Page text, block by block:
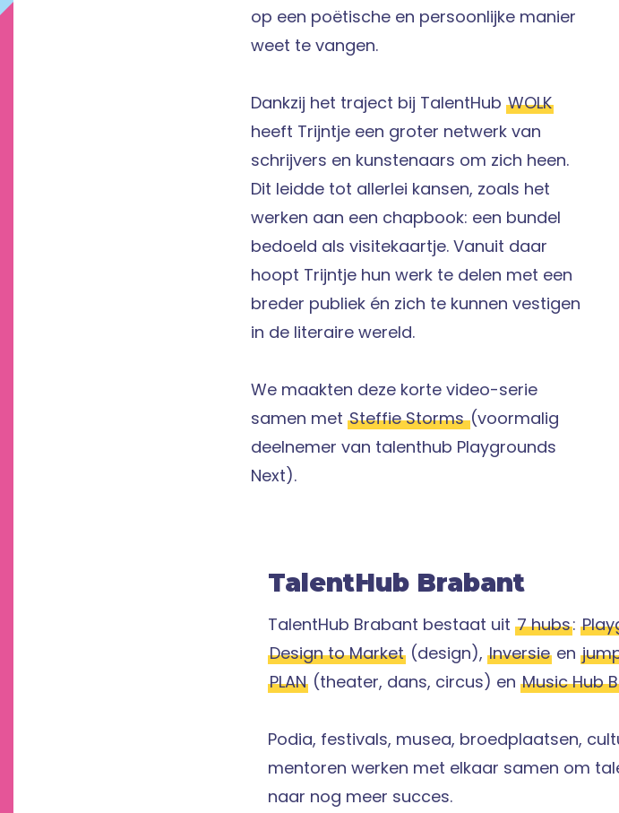
op een poëtische en persoonlijke manier
weet te vangen.
Dankzij het traject bij TalentHubWOLK
heeft Trijntje een groter netwerk van
schrijvers en kunstenaars om zich heen.
Dit leidde tot allerlei kansen, zoals het
werken aan een chapbook: een bundel
bedoeld als visitekaartje. Vanuit daar
hoopt Trijntje hun werk te delen met een
breder publiek én zich te kunnen vestigen
in de literaire wereld.
We maakten deze korte video-serie
samen metSteffie Storms(voormalig
deelnemer van talenthub Playgrounds
Next).
TalentHub Brabant
TalentHub Brabant bestaat uit 7 hubs:
Design to Market (design), Inversie en
PLAN (theater, dans, circus) en Music Hub
Podia, festivals, musea, broedplaatsen,
mentoren werken met elkaar samen om
naar nog meer succes.